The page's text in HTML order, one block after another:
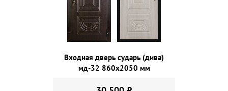
Входная дверь сударь (дива)
мд-32 860х2050 мм